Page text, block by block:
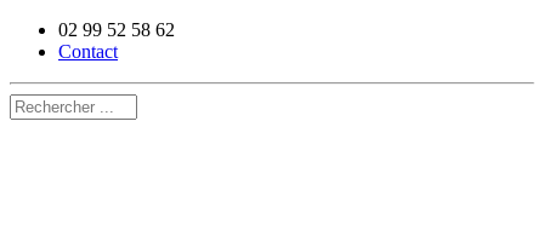
02 99 52 58 62
Contact